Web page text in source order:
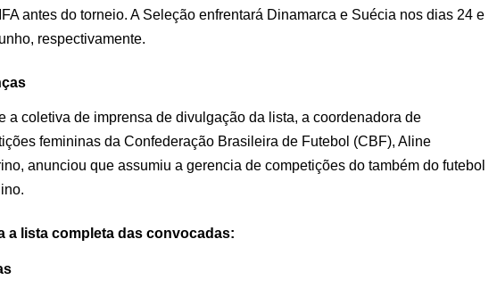
antes do torneio. A Seleção enfrentará Dinamarca e Suécia nos dias 24 e
respectivamente.
a coletiva de imprensa de divulgação da lista, a coordenadora de
femininas da Confederação Brasileira de Futebol (CBF), Aline
anunciou que assumiu a gerencia de competições do também do futebol
a lista completa das convocadas: